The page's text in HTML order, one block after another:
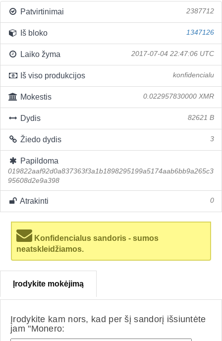
Patvirtinimai 2387712
Iš bloko 1347126
Laiko žyma 2017-07-04 22:47:06 UTC
Iš viso produkcijos konfidencialu
Mokestis 0.022957830000 XMR
Dydis 82621 B
Žiedo dydis 3
Papildoma
019822aaf92d0a837363f3a1b1898295199a5174aab6bb9a265c3
95608d2e9a398
Atrakinti 0
Konfidencialus sandoris - sumos
neatskleidžiamos.
Įrodykite mokėjimą
Įrodykite kam nors, kad per šį sandorį išsiuntėte
jam "Monero: